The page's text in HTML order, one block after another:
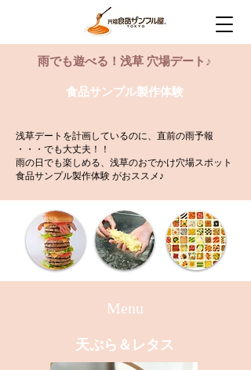
雨でも遊べる！浅草 穴場デート♪
​食品サンプル製作体験
​浅草デートを計画しているのに、直前の雨予報
・・・​でも大丈夫！！
​雨の日でも楽しめる、浅草のおでかけ穴場スポット​
食品サンプル製作体験 がおススメ♪
Menu
​天ぷら＆レタス